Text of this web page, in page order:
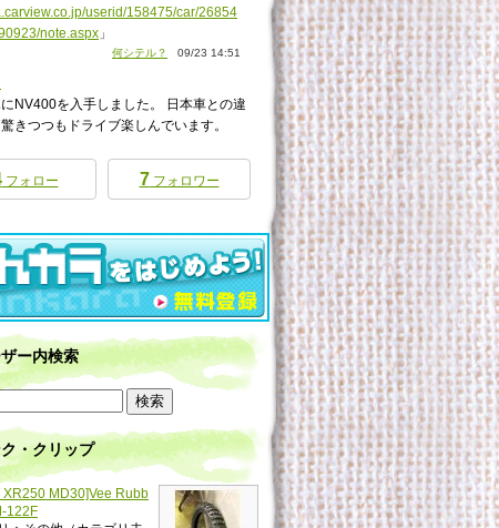
userid/158475/car/26854
note.aspx 」
何シテル？ 09/23 14:51
にNV400を入手しました。 日本車との違
きつつもドライブ楽しんでいます。
フォロー 7 フォロワー
ー内検索
ク・クリップ
XR250 MD30]Vee Rubb
122F